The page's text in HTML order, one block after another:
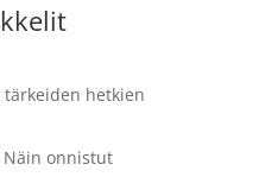
hetkien
Näin onnistut